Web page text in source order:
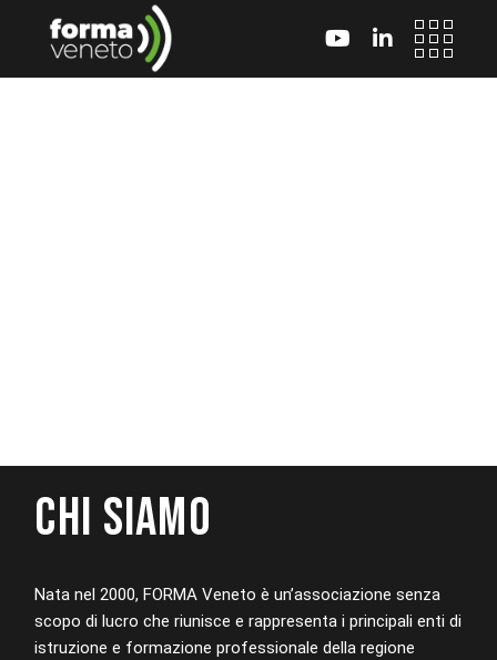
CHI SIAMO
Nata nel 2000, FORMA Veneto è un’associazione senza
scopo di lucro che riunisce e rappresentai principali enti di
istruzione e formazione professionale della regione